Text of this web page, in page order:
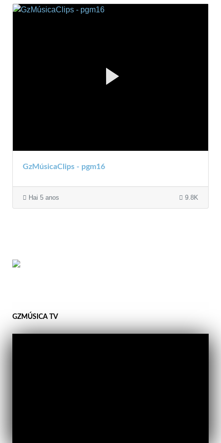
GzMúsicaClips - pgm16
Hai 5 anos 9.8K
GZMÚSICA TV